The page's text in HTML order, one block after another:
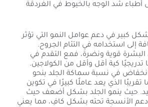
أطباء شد الوجه بالخيوط في الغردقة
كبير في دعم عوامل النمو التي تؤثر
إلى استخدامه في التئام الجروح.
قوية ونضرة، فمع التقدم في
تدريجيًا كية أقل وأقل من الكولاجين.
في نسبة سماكة الجلد بنحو
في عم 70 عامًا تقريبًا الذي يعد عاملًا كبيرًا في تكوين
حيث ينمو الجلد بشكل أضعف حيث
دعم الأنسجة تحته بشكل كافِ، مما يعني